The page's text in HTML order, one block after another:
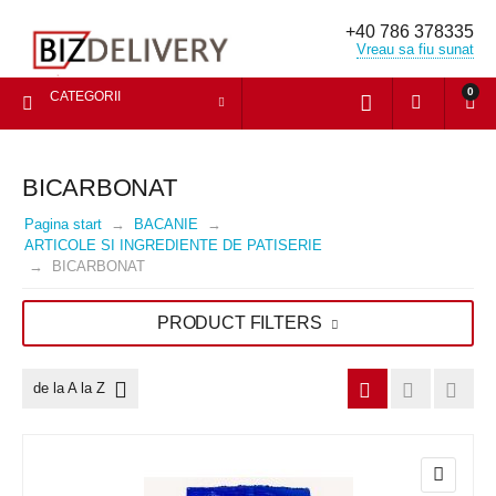
+40 786 378335
Vreau sa fiu sunat
CATEGORII 0
BICARBONAT
Pagina start
BACANIE
ARTICOLE SI INGREDIENTE DE PATISERIE
BICARBONAT
PRODUCT FILTERS
de la A la Z